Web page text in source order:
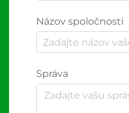
Názov spoločnosti
Správa